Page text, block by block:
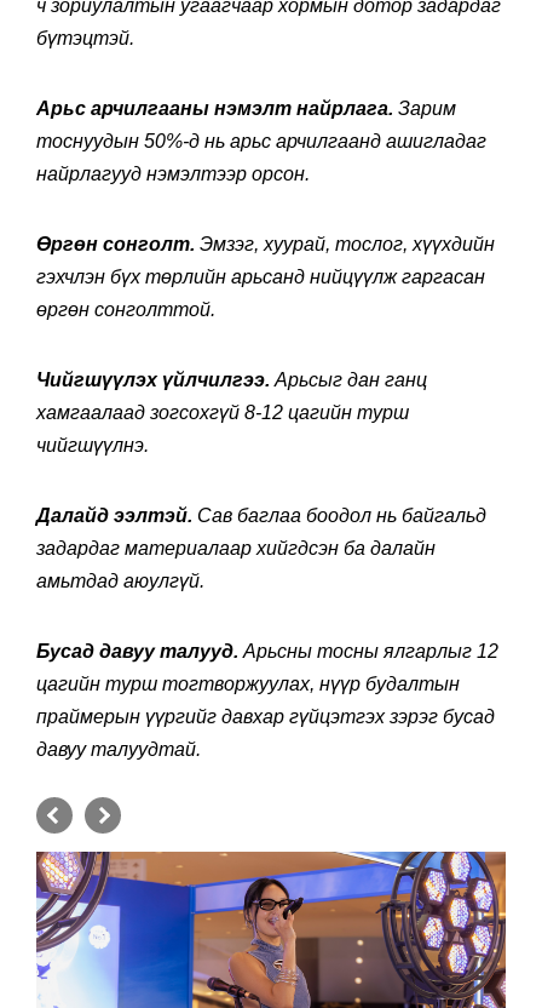
ч зориулалтын угаагчаар хормын дотор задардаг
бүтэцтэй.
Арьс арчилгааны нэмэлт найрлага. Зарим
тоснуудын 50%-д нь арьс арчилгаанд ашигладаг
найрлагууд нэмэлтээр орсон.
Өргөн сонголт. Эмзэг, хуурай, тослог, хүүхдийн
гэхчлэн бүх төрлийн арьсанд нийцүүлж гаргасан
өргөн сонголттой.
Чийгшүүлэх үйлчилгээ. Арьсыг дан ганц
хамгаалаад зогсохгүй 8-12 цагийн турш
чийгшүүлнэ.
Далайд ээлтэй. Сав баглаа боодол нь байгальд
задардаг материалаар хийгдсэн ба далайн
амьтдад аюулгүй.
Бусад давуу талууд. Арьсны тосны ялгарлыг 12
цагийн турш тогтворжуулах, нүүр будалтын
праймерын үүргийг давхар гүйцэтгэх зэрэг бусад
давуу талуудтай.